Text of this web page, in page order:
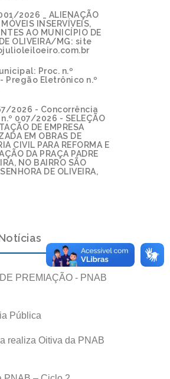
2026 _ ALIENAÇÃO
INSERVÍVEIS,
AO MUNICÍPIO DE
OLIVEIRA/MG: site
Proc. n.º
Pregão Eletrônico n.º
2026 - Concorrência
007/2026 - SELEÇÃO
DE EMPRESA
EM OBRAS DE
CIVIL PARA REFORMA E
DA PRAÇA PADRE
NO BAIRRO SÃO
DE OLIVEIRA,